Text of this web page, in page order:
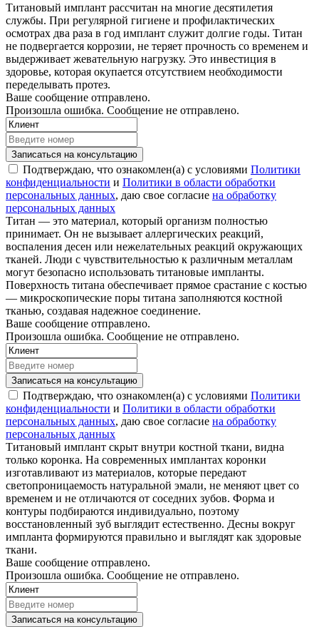
Титановый имплант рассчитан на многие десятилетия
службы. При регулярной гигиене и профилактических
осмотрах два раза в год имплант служит долгие годы. Титан
не подвергается коррозии, не теряет прочность со временем и
выдерживает жевательную нагрузку. Это инвестиция в
здоровье, которая окупается отсутствием необходимости
переделывать протез.
Ваше сообщение отправлено.
Произошла ошибка. Сообщение не отправлено.
Записаться на консультацию
Подтверждаю, что ознакомлен(а) с условиями Политики
конфиденциальности и Политики в области обработки
персональных данных, даю свое согласие на обработку
персональных данных
Титан — это материал, который организм полностью
принимает. Он не вызывает аллергических реакций,
воспаления десен или нежелательных реакций окружающих
тканей. Люди с чувствительностью к различным металлам
могут безопасно использовать титановые импланты.
Поверхность титана обеспечивает прямое срастание с костью
— микроскопические поры титана заполняются костной
тканью, создавая надежное соединение.
Ваше сообщение отправлено.
Произошла ошибка. Сообщение не отправлено.
Записаться на консультацию
Подтверждаю, что ознакомлен(а) с условиями Политики
конфиденциальности и Политики в области обработки
персональных данных, даю свое согласие на обработку
персональных данных
Титановый имплант скрыт внутри костной ткани, видна
только коронка. На современных имплантах коронки
изготавливают из материалов, которые передают
светопроницаемость натуральной эмали, не меняют цвет со
временем и не отличаются от соседних зубов. Форма и
контуры подбираются индивидуально, поэтому
восстановленный зуб выглядит естественно. Десны вокруг
импланта формируются правильно и выглядят как здоровые
ткани.
Ваше сообщение отправлено.
Произошла ошибка. Сообщение не отправлено.
Записаться на консультацию